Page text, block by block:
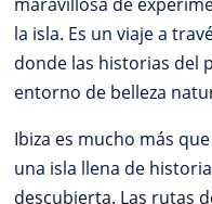
la isla. Es un viaje a
donde las historias del
entorno de belleza
Ibiza es mucho más
una isla llena de
descubierta. Las rutas